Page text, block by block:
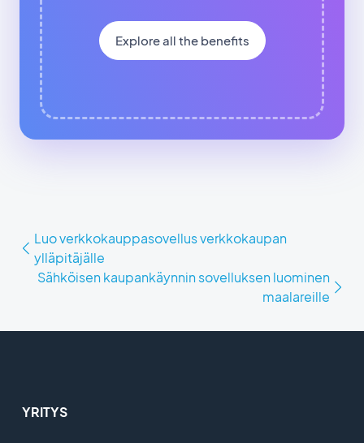
Explore all the benefits
Luo verkkokauppasovellus verkkokaupan
ylläpitäjälle
Sähköisen kaupankäynnin sovelluksen luominen
maalareille
YRITYS